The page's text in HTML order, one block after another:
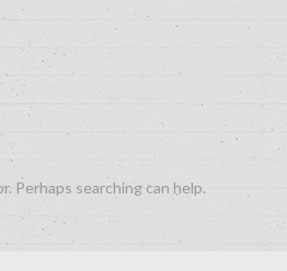
Perhaps searching can help.